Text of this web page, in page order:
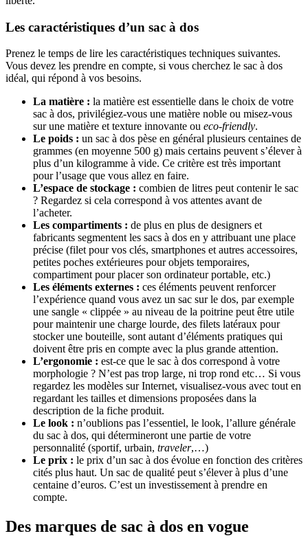
Les caractéristiques d’un sac à dos
Prenez le temps de lire les caractéristiques techniques suivantes.
Vous devez les prendre en compte, si vous cherchez le sac à dos
idéal, qui répond à vos besoins.
La matière : la matière est essentielle dans le choix de votre
sac à dos, privilégiez-vous une matière noble ou misez-vous
sur une matière et texture innovante ou eco-friendly.
Le poids : un sac à dos pèse en général plusieurs centaines de
grammes (en moyenne 500 g) mais certains peuvent s’élever à
plus d’un kilogramme à vide. Ce critère est très important
pour l’usage que vous allez en faire.
L’espace de stockage : combien de litres peut contenir le sac
? Regardez si cela correspond à vos attentes avant de
l’acheter.
Les compartiments : de plus en plus de designers et
fabricants segmentent les sacs à dos en y attribuant une place
précise (filet pour vos clés, smartphones et autres accessoires,
petites poches extérieures pour objets temporaires,
compartiment pour placer son ordinateur portable, etc.)
Les éléments externes : ces éléments peuvent renforcer
l’expérience quand vous avez un sac sur le dos, par exemple
une sangle « clippée » au niveau de la poitrine peut être utile
pour maintenir une charge lourde, des filets latéraux pour
stocker une bouteille, sont autant d’éléments pratiques qui
doivent être pris en compte avec la plus grande attention.
L’ergonomie : est-ce que le sac à dos correspond à votre
morphologie ? N’est pas trop large, ni trop rond etc… Si vous
regardez les modèles sur Internet, visualisez-vous avec tout en
regardant les tailles et dimensions proposées dans la
description de la fiche produit.
Le look : n’oublions pas l’essentiel, le look, l’allure générale
du sac à dos, qui détermineront une partie de votre
personnalité (sportif, urbain, traveler,…)
Le prix : le prix d’un sac à dos évolue en fonction des critères
cités plus haut. Un sac de qualité peut s’élever à plus d’une
centaine d’euros. C’est un investissement à prendre en
compte.
Des marques de sac à dos en vogue